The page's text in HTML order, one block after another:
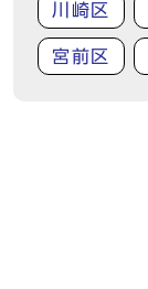
川崎区
宮前区